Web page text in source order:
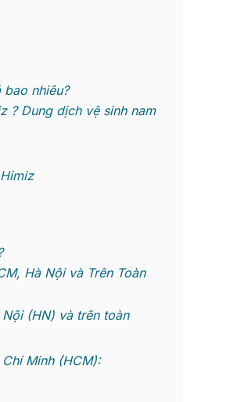
nhiêu?
? Dung dịch vệ sinh nam
Hà Nội và Trên Toàn
(HN) và trên toàn
Minh (HCM):